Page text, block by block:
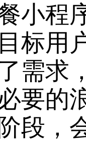
小程
标用
需求
要的
段，